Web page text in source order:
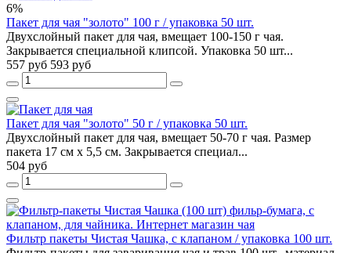
6%
Пакет для чая "золото" 100 г / упаковка 50 шт.
Двухслойный пакет для чая, вмещает 100-150 г чая.
Закрывается специальной клипсой. Упаковка 50 шт...
557 руб 593 руб
Пакет для чая "золото" 50 г / упаковка 50 шт.
Двухслойный пакет для чая, вмещает 50-70 г чая. Размер
пакета 17 см х 5,5 см. Закрывается специал...
504 руб
Фильтр пакеты Чистая Чашка, с клапаном / упаковка 100 шт.